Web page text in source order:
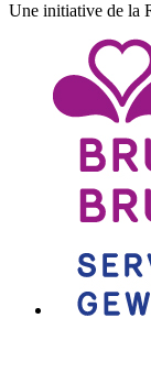
Une initiative de la